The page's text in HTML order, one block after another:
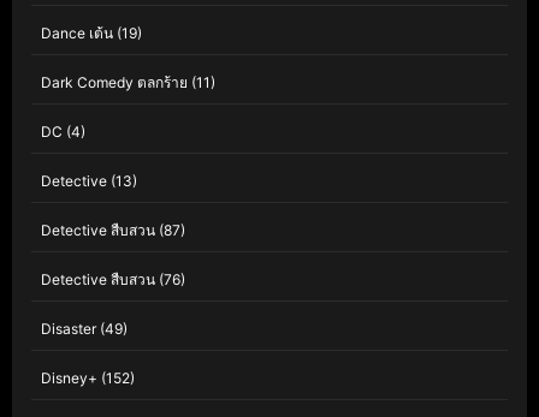
Dance เต้น (19)
Dark Comedy ตลกร้าย (11)
DC (4)
Detective (13)
Detective สืบสวน (87)
Detective สืบสวน (76)
Disaster(49)
Disney+ (152)